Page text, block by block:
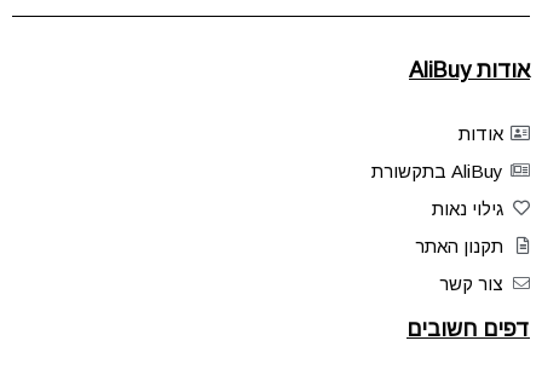
אודות AliBuy
אודות
AliBuy בתקשורת
גילוי נאות
תקנון האתר
צור קשר
דפים חשובים